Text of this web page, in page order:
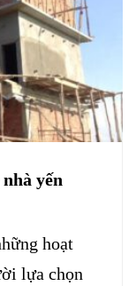
yến
hoạt
lựa chọn